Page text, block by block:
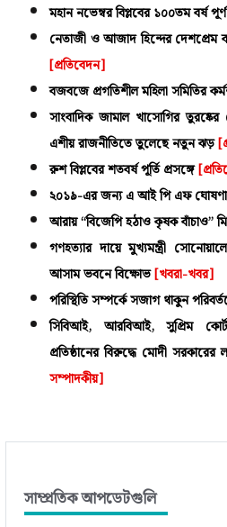
মহান নভেম্বর বিপ্লবের ১০০তম বর্ষ
নেতাজী ও আজাদ হিন্দের দেশপ্রেম
[প্রতিবেদন]
বজবজে প্রগতিশীল মহিলা সমিতির
সাংবাদিক জামাল খাসোগির তুরষ্কের
এশীয় রাজনীতিতে তুলেছে নতুন ঝড়
রুশ বিপ্লবের শতবর্ষ পূর্তি প্রসঙ্গে
২০১৯-এর জন্য এ আই পি এফ
আরায় ‘‘বিজেপি হঠাও কৃষক বাঁচাও’’
গণহত্যার দায়ে মুখ্যমন্ত্রী
আসাম ভবনে বিক্ষোভ[খবরা-খবর]
পরিস্থিতি সম্পর্কে সজাগ থাকুন
সিবিআই, আরবিআই, সুপ্রিম
প্রতিষ্ঠানের বিরুদ্ধে মোদী সরকারের
সম্পাদকীয়]
সাম্প্রতিক আপডেটগুলি